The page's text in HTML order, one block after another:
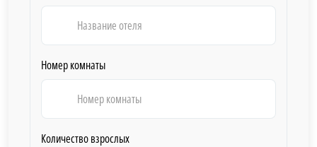
Номер комнаты
Количество взрослых